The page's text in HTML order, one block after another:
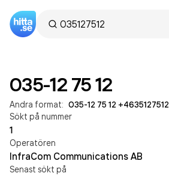
035-12 75 12
Andra format: 035-12 75 12 +4635127512
Sökt på nummer
1
Operatören
InfraCom Communications AB
Senast sökt på